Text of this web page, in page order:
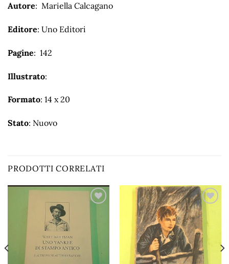
Autore: Mariella Calcagano
Editore: Uno Editori
Pagine: 142
Illustrato:
Formato: 14 x 20
Stato: Nuovo
PRODOTTI CORRELATI
Aggiungi
alla lista
dei
desideri